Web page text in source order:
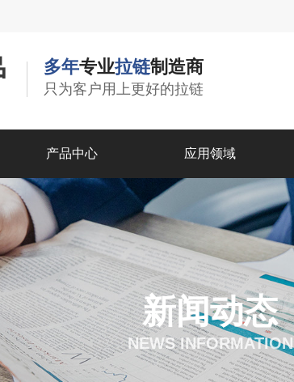
多年专业拉链制造商
只为客户用上更好的拉链
产品中心 应用领域
新闻动态
NEWS INFORMATION